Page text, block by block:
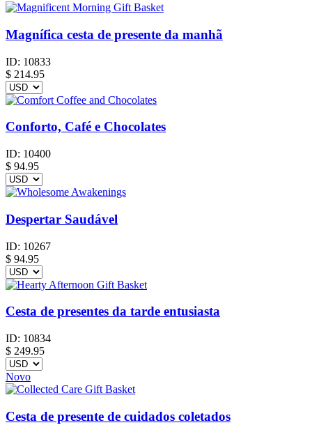
Magnífica cesta de presente da manhã
ID: 10833
$ 214.95
Conforto, Café e Chocolates
ID: 10400
$ 94.95
Despertar Saudável
ID: 10267
$ 94.95
Cesta de presentes da tarde entusiasta
ID: 10834
$ 249.95
Novo
Cesta de presente de cuidados coletados